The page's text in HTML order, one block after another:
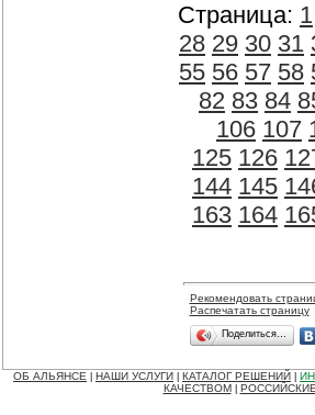
Страница: 1
28 29 30 31
55 56 57 58
82 83 84
106 107
125 126
144 145
163 164
Рекомендовать
Распечатать страницу
Поделиться…
ОБ АЛЬЯНСЕ НАШИ УСЛУГИ КАТАЛОГ РЕШЕНИЙ
КАЧЕСТВОМ